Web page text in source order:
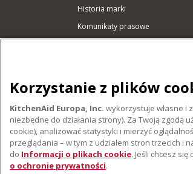
Historia marki
Komunikaty prasowe
Gdzie kupić
Znajdź najbliższy serwis
Gwarancja i Dokumentacja
Korzystanie z plików
KitchenAid Europa, Inc. wykorzystuje własne i
niezbędne do działania strony). Za Twoją zgodą
cookie), analizować statystyki i mierzyć
przeglądania – w tym z udziałem stron trzecich i
do Informacji o plikach cookie. Jeśli chcesz
o ochronie prywatności.